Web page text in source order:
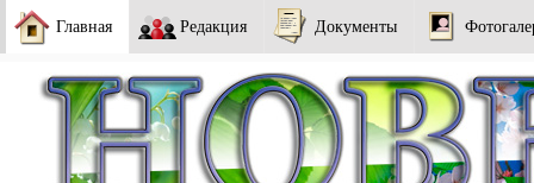
Главная Редакция Документы